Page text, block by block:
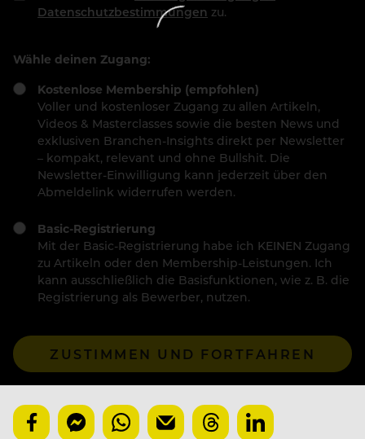
Datenschutzbestimmungen zu.
Wähle deinen Zugang:
Kostenlose Membership (empfohlen)
Voller und kostenloser Zugang zu allen Artikeln,
Videos & Masterclasses sowie die besten News und
exklusiven Branchen-Insights direkt per Newsletter
– kompakt, relevant und ohne Bullshit. Die
Newsletter-Einwilligung kann jederzeit über den
Abmeldelink widerrufen werden.
Basic-Registrierung
Mit der Basic-Registrierung habe ich KEINEN Zugang
zu Artikeln oder den Membership-Leistungen. Ich
kann ausschließlich die Basisfunktionen, wie z. B. die
Registrierung als Bewerber, nutzen.
ZUSTIMMEN UND FORTFAHREN